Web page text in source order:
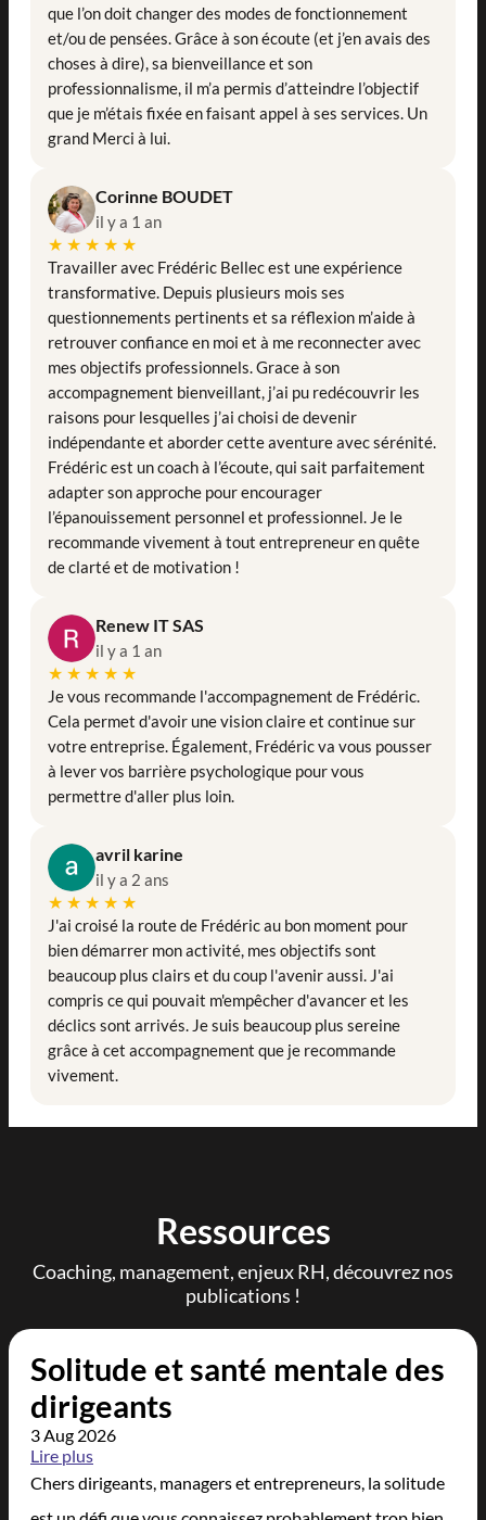
que l’on doit changer des modes de fonctionnement
et/ou de pensées. Grâce à son écoute (et j’en avais des
choses à dire), sa bienveillance et son
professionnalisme, il m’a permis d’atteindre l’objectif
que je m’étais fixée en faisant appel à ses services. Un
grand Merci à lui.
Corinne BOUDET
il y a 1 an
★★★★★
Travailler avec Frédéric Bellec est une expérience
transformative. Depuis plusieurs mois ses
questionnements pertinents et sa réflexion m’aide à
retrouver confiance en moi et à me reconnecter avec
mes objectifs professionnels. Grace à son
accompagnement bienveillant, j’ai pu redécouvrir les
raisons pour lesquelles j’ai choisi de devenir
indépendante et aborder cette aventure avec sérénité.
Frédéric est un coach à l’écoute, qui sait parfaitement
adapter son approche pour encourager
l’épanouissement personnel et professionnel. Je le
recommande vivement à tout entrepreneur en quête
de clarté et de motivation !
Renew IT SAS
il y a 1 an
★★★★★
Je vous recommande l'accompagnement de Frédéric.
Cela permet d'avoir une vision claire et continue sur
votre entreprise. Également, Frédéric va vous pousser
à lever vos barrière psychologique pour vous
permettre d'aller plus loin.
avril karine
il y a 2 ans
★★★★★
J'ai croisé la route de Frédéric au bon moment pour
bien démarrer mon activité, mes objectifs sont
beaucoup plus clairs et du coup l'avenir aussi. J'ai
compris ce qui pouvait m'empêcher d'avancer et les
déclics sont arrivés. Je suis beaucoup plus sereine
grâce à cet accompagnement que je recommande
vivement.
Ressources
Coaching, management, enjeux RH, découvrez nos
publications !
Solitude et santé mentale des
dirigeants
3 Aug 2026
Lire plus
Chers dirigeants, managers et entrepreneurs, la solitude